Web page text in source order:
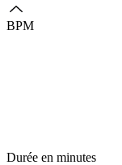
BPM
Durée en minutes